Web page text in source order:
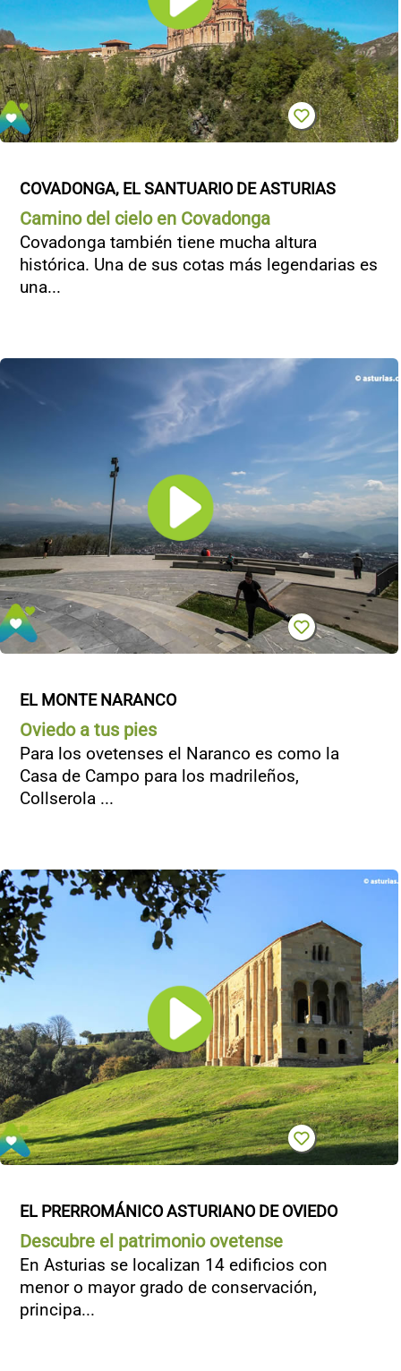
COVADONGA, EL SANTUARIO DE ASTURIAS
Camino del cielo en Covadonga
Covadonga también tiene mucha altura
histórica. Una de sus cotas más legendarias es
una...
EL MONTE NARANCO
Oviedo a tus pies
Para los ovetenses el Naranco es como la
Casa de Campo para los madrileños,
Collserola ...
EL PRERROMÁNICO ASTURIANO DE OVIEDO
Descubre el patrimonio ovetense
En Asturias se localizan 14 edificios con
menor o mayor grado de conservación,
principa...